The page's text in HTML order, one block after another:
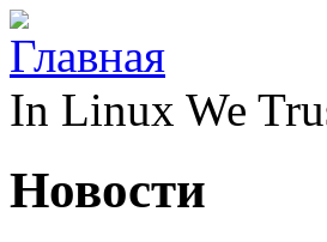
In Linux We
Новости